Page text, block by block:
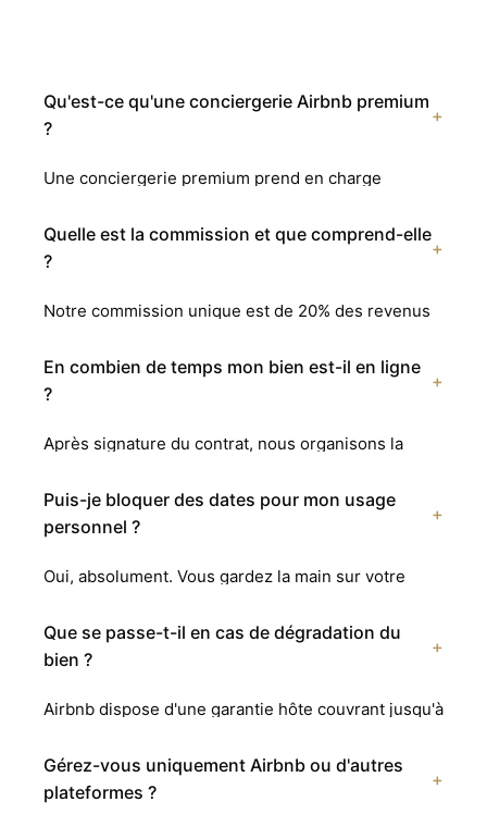
Qu'est-ce qu'une conciergerie Airbnb premium
?
+
Une conciergerie premium prend en charge
professionnelles, création d'annonce optimisée,
accueil personnalisé des voyageurs, ménage 5
reporting complet. Le propriétaire ne fait
Quelle est la commission et que comprend-elle
?
+
Notre commission unique est de 20% des revenus
gestion des réservations, accueil physique ou boîte
à clé, ménage professionnel, linge hôtelier,
optimisation des annonces et reporting mensuel.
En combien de temps mon bien est-il en ligne
?
+
Après signature du contrat, nous organisons la
est généralement en ligne en 5 à 7 jours ouvrés
avec photos professionnelles, description
Puis-je bloquer des dates pour mon usage
personnel ?
+
Oui, absolument. Vous gardez la main sur votre
moment depuis votre tableau de bord propriétaire
ou en nous contactant directement sur WhatsApp.
Que se passe-t-il en cas de dégradation du
bien ?
+
Airbnb dispose d'une garantie hôte couvrant jusqu'à
intégralement les déclarations de sinistre en votre
nom et assurons le suivi jusqu'au remboursement.
Gérez-vous uniquement Airbnb ou d'autres
plateformes ?
+